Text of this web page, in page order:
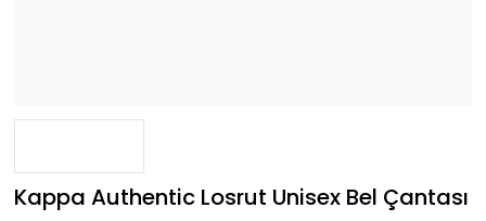
Kappa Authentic Losrut Unisex Bel Çantası